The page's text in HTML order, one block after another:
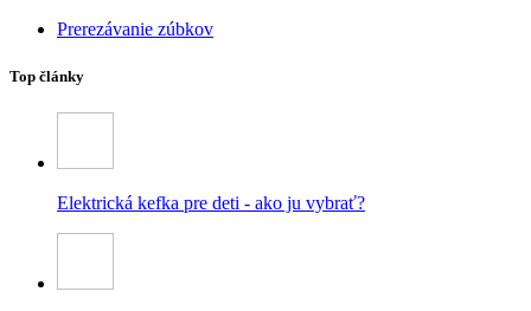
Prerezávanie zúbkov
Top články
Elektrická kefka pre deti - ako ju vybrať?